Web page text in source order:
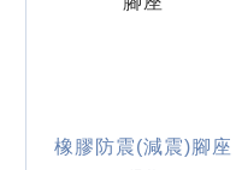
橡膠防震(減震)腳座